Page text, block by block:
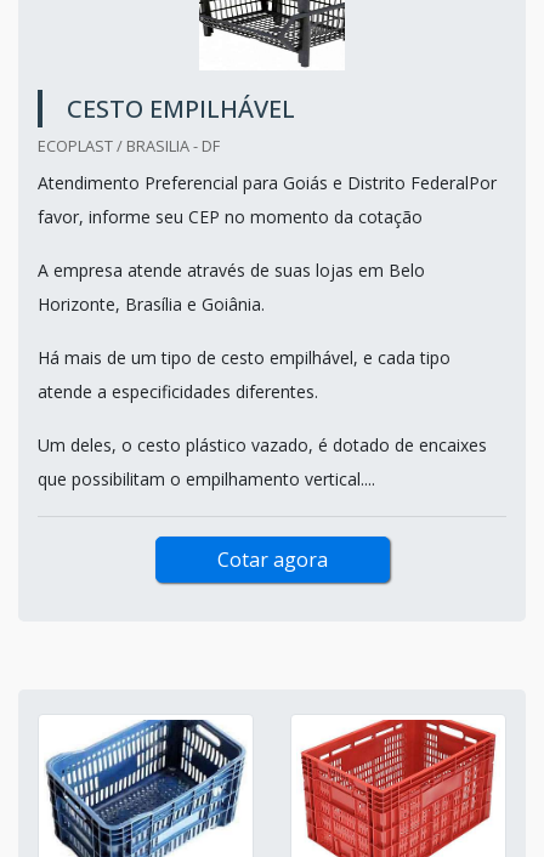
CESTO EMPILHÁVEL
ECOPLAST / BRASILIA - DF
Atendimento Preferencial para Goiás e Distrito FederalPor
favor, informe seu CEP no momento da cotação
A empresa atende através de suas lojas em Belo
Horizonte, Brasília e Goiânia.
Há mais de um tipo de cesto empilhável, e cada tipo
atende a especificidades diferentes.
Um deles, o cesto plástico vazado, é dotado de encaixes
que possibilitam o empilhamento vertical....
Cotar agora